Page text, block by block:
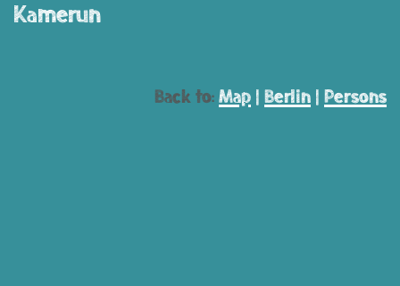
Kamerun
Back to:Map|Berlin|Persons